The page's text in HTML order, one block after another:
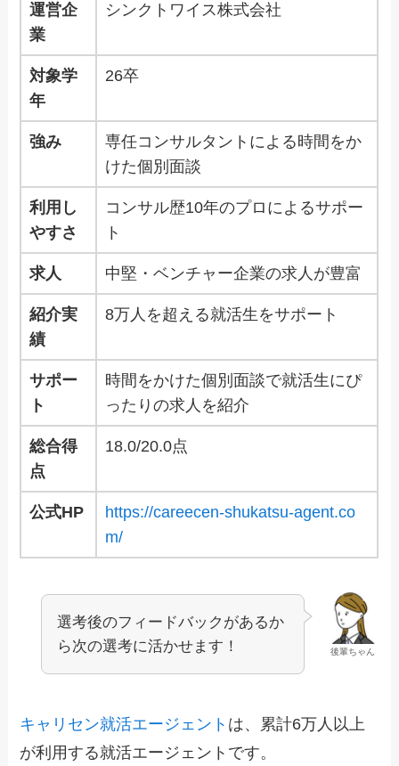
運営企
業
シンクトワイス株式会社
対象学
年
26卒
強み
専任コンサルタントによる時間をか
けた個別面談
利用し
やすさ
コンサル歴10年のプロによるサポー
ト
求人 中堅・ベンチャー企業の求人が豊富
紹介実
績
8万人を超える就活生をサポート
サポー
ト
時間をかけた個別面談で就活生にぴ
ったりの求人を紹介
総合得
点
18.0/20.0点
公式HP
https://careecen-shukatsu-agent.co
m/
後輩ちゃん
選考後のフィードバックがあるか
ら次の選考に活かせます！
キャリセン就活エージェント は、累計6万人以上
が利用する就活エージェントです。